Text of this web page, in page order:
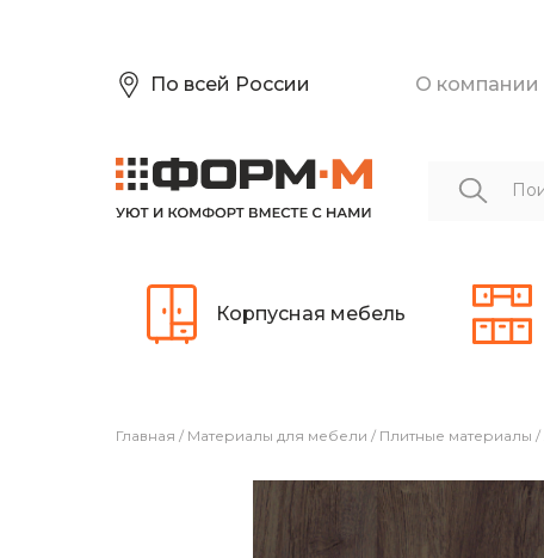
По всей России О компании
Корпусная мебель
Главная / Материалы для мебели / Плитные материалы /